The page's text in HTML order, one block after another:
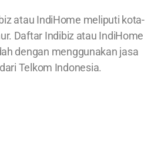
atau IndiHome meliputi kota-
Daftar Indibiz atau IndiHome
dengan menggunakan jasa
Telkom Indonesia.